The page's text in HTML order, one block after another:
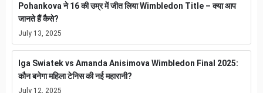
Pohankova ने 16 की उम्र में जीत लिया Wimbledon Title – क्या आप
जानते हैं कैसे?
July 13, 2025
Iga Swiatek vs Amanda Anisimova Wimbledon Final 2025:
कौन बनेगा महिला टेनिस की नई महारानी?
July 12, 2025